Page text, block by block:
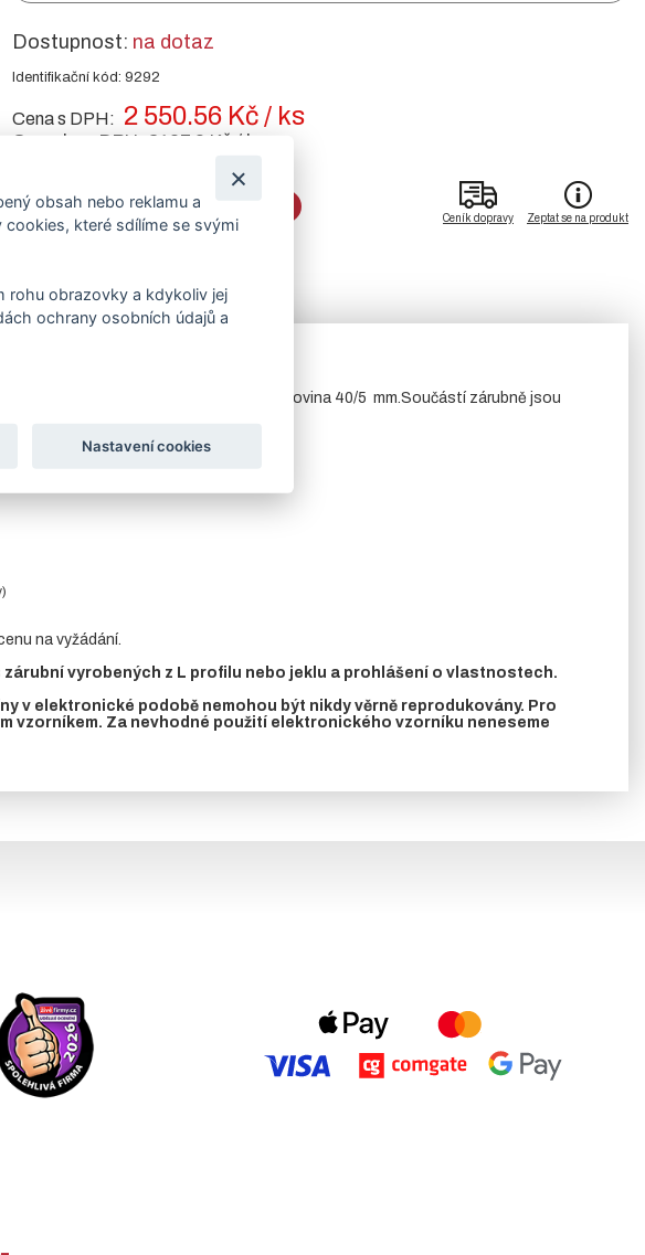
Dostupnost: na dotaz
Identifikační kód: 9292
Cena s DPH: 2 550.56 Kč / ks
Cena bez DPH: 2107.9 Kč / ks
- + ks DO KOŠÍKU
Ceník dopravy Zeptat se na produkt
prahové části se většinou používá pásovina 40/5 mm.Součástí zárubně jsou
na vyžádání.
vyrobených z L profilu nebo jeklu a prohlášení o vlastnostech.
v elektronické podobě nemohou být nikdy věrně reprodukovány. Pro
vzorníkem. Za nevhodné použití elektronického vzorníku neneseme
obsah nebo reklamu a
které sdílíme se svými
rohu obrazovky a kdykoliv jej
ochrany osobních údajů a
Nastavení cookies